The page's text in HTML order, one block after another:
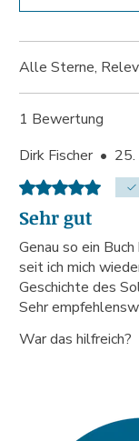
Alle Sterne,
1 Bewertung
Dirk Fischer • 25.
Mit 5 von 5
Sehr gut
Genau so ein
seit ich mich
Geschichte des
Sehr
War das hilfreich?